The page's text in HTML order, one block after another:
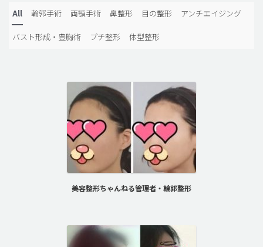
メンズ整形
idリアルストーリー
ご相談のお問い合わせ
All 輪郭手術 両顎手術 鼻整形 目の整形 アンチエイジング
バスト形成・豊胸術 プチ整形 体型整形
美容整形ちゃんねる管理者・輪郭整形